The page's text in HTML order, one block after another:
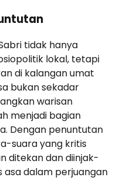
tidak hanya
lokal, tetapi
di kalangan umat
bukan sekadar
warisan
menjadi bagian
Dengan penuntutan
suara yang kritis
ditekan dan diinjak-
asa dalam perjuangan